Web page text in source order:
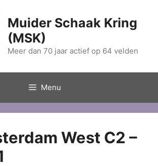
Muider Schaak Kring
(MSK)
Meer dan 70 jaar actief op 64 velden
Menu
West C2 –